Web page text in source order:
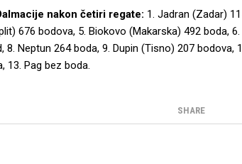
nakon četiri regate: 1. Jadran (Zadar)
676 bodova, 5. Biokovo (Makarska) 492 boda,
8. Neptun 264 boda, 9. Dupin (Tisno) 207 bodova,
13. Pag bez boda.
SHARE